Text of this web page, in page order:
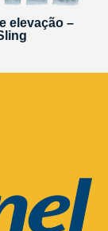
elevação –